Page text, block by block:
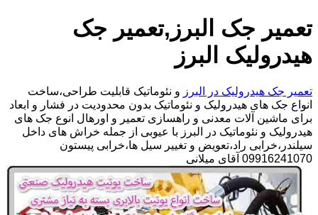
تعمیر جک البرز,تعمیر جک
هیدرولیک البرز
تعمیر جک هیدرولیک در البرز و نئوماتیک قابلیت طراحی،ساخت
انواع جک های هیدرولیک و نئوماتیک بدون محدودیت در فشار و ابعاد
برای ماشین آلات معدنی و راهسازی تعمیر و اورهال انوع جک های
هیدرولیک و نئوماتیک در البرز با عیوبی از جمله خراش های داخل
سیلندر،خرابی راد،تعویض و تغییر سیل ها،خرابی پیستون
09916241070 آقای میلانی